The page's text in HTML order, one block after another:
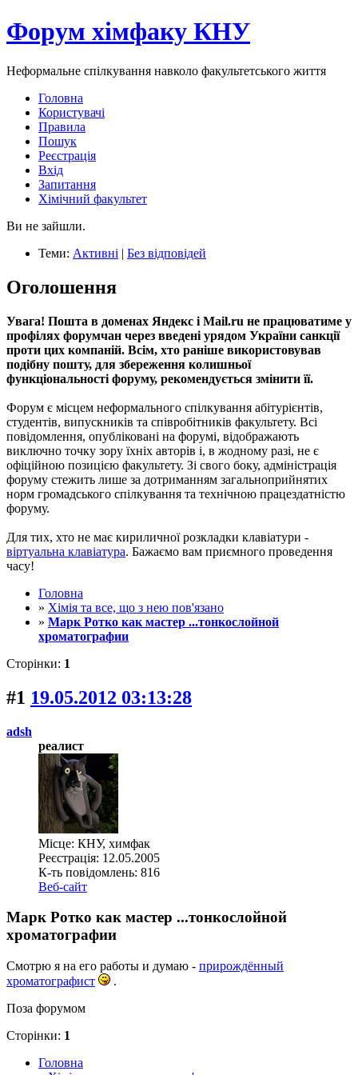
Форум хімфаку КНУ
Неформальне спілкування навколо факультетського життя
Головна
Користувачі
Правила
Пошук
Реєстрація
Вхід
Запитання
Хімічний факультет
Ви не зайшли.
Теми: Активні | Без відповідей
Оголошення
Увага! Пошта в доменах Яндекс і Mail.ru не працюватиме у
профілях форумчан через введені урядом України санкції
проти цих компаній. Всім, хто раніше використовував
подібну пошту, для збереження колишньої
функціональності форуму, рекомендується змінити її.
Форум є місцем неформального спілкування абітурієнтів,
студентів, випускників та співробітників факультету. Всі
повідомлення, опубліковані на форумі, відображають
виключно точку зору їхніх авторів і, в жодному разі, не є
офіційною позицією факультету. Зі свого боку, адміністрація
форуму стежить лише за дотриманням загальноприйнятих
норм громадського спілкування та технічною працездатністю
форуму.
Для тих, хто не має кириличної розкладки клавіатури -
віртуальна клавіатура. Бажаємо вам приємного проведення
часу!
Головна
» Хімія та все, що з нею пов'язано
» Марк Ротко как мастер ...тонкослойной
хроматографии
Сторінки: 1
#1 19.05.2012 03:13:28
adsh
реалист
Місце: КНУ, химфак
Реєстрація: 12.05.2005
К-ть повідомлень: 816
Веб-сайт
Марк Ротко как мастер ...тонкослойной
хроматографии
Смотрю я на его работы и думаю - прирождённый
хроматографист
.
Поза форумом
Сторінки: 1
Головна